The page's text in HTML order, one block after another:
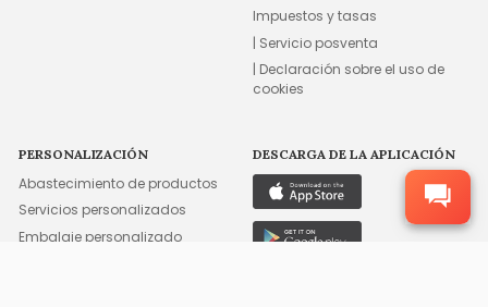
Impuestos y tasas
| Servicio posventa
| Declaración sobre el uso de
cookies
PERSONALIZACIÓN
Abastecimiento de productos
Servicios personalizados
Embalaje personalizado
DESCARGA DE LA APLICACIÓN